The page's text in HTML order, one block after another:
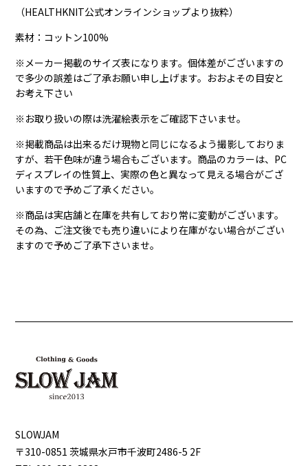
（HEALTHKNIT公式オンラインショップより抜粋）
素材：コットン100%
※メーカー掲載のサイズ表になります。個体差がございますの
で多少の誤差はご了承お願い申し上げます。おおよその目安と
お考え下さい
※お取り扱いの際は洗濯絵表示をご確認下さいませ。
※掲載商品は出来るだけ現物と同じになるよう撮影しておりま
すが、若干色味が違う場合もございます。商品のカラーは、PC
ディスプレイの性質上、実際の色と異なって見える場合がござ
いますので予めご了承ください。
※商品は実店舗と在庫を共有しており常に変動がございます。
その為、ご注文後でも売り違いにより在庫がない場合がござい
ますので予めご了承下さいませ。
SLOWJAM
〒310-0851 茨城県⽔⼾市千波町2486-5 2F